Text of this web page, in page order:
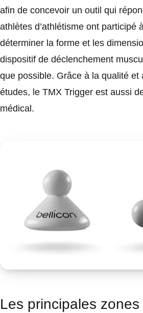
afin de concevoir un outil qui
athlètes d’athlétisme ont participé
déterminer la forme et les
dispositif de déclenchement
que possible. Grâce à la qualité et
études, le TMX Trigger est aussi
médical.
Les principales zones